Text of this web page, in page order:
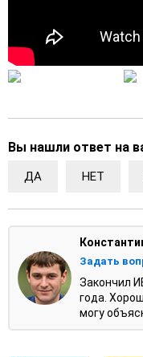
Вы нашли ответ на
ДА НЕТ
Задать
Закончил
года.
могу